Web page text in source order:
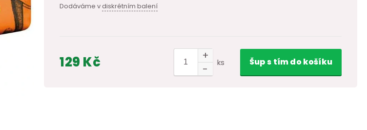
Dodáváme vdiskrétním balení
129 Kč ks Šups tímdo košíku